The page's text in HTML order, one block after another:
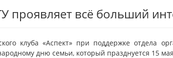
проявляет всё больший
клуба «Аспект» при поддержке отдела
дню семьи, который празднуется 15